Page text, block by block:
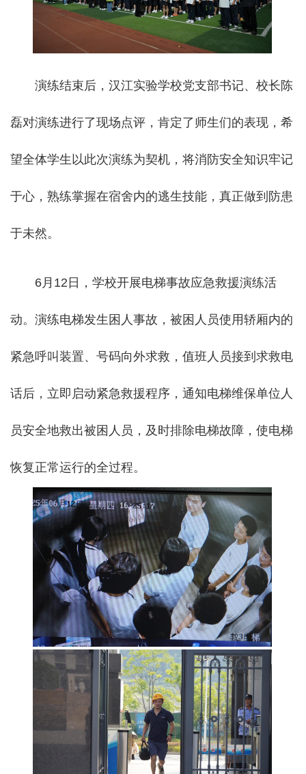
演练结束后，汉江实验学校党支部书记、校长陈
磊对演练进行了现场点评，肯定了师生们的表现，希
望全体学生以此次演练为契机，将消防安全知识牢记
于心，熟练掌握在宿舍内的逃生技能，真正做到防患
于未然。
6月12日，学校开展电梯事故应急救援演练活
动。演练电梯发生困人事故，被困人员使用轿厢内的
紧急呼叫装置、号码向外求救，值班人员接到求救电
话后，立即启动紧急救援程序，通知电梯维保单位人
员安全地救出被困人员，及时排除电梯故障，使电梯
恢复正常运行的全过程。